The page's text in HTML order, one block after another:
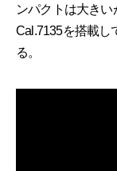
ンパクトは大き
Cal.7135を搭載し
る。